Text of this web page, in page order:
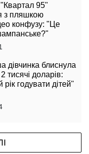
95"
з пляшкою
конфузу: "Це
дівчинка блиснула
тисячі доларів:
годувати дітей"